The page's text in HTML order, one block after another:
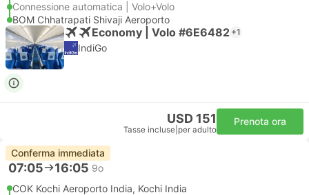
Connessione automatica | Volo+Volo
BOM Chhatrapati Shivaji Aeroporto
Economy | Volo #6E6482 +1
IndiGo
USD 151
Tasse incluse per adulto
Prenota ora
Conferma immediata
07:05 16:05 9o
COK Kochi Aeroporto India, Kochi India